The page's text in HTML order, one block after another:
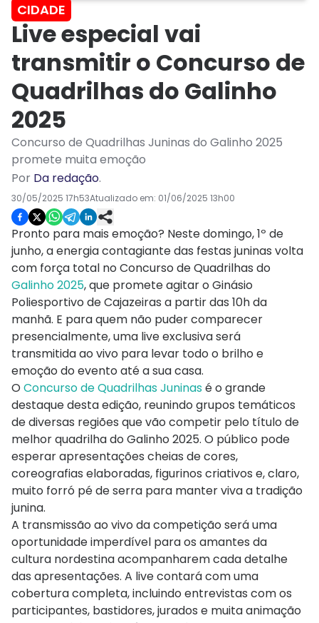
CIDADE
Live especial vai
transmitir o Concurso de
Quadrilhas do Galinho
2025
Concurso de Quadrilhas Juninas do Galinho 2025
promete muita emoção
Por Da redação.
30/05/2025 17h53Atualizado em: 01/06/2025 13h00
Pronto para mais emoção? Neste domingo, 1º de
junho, a energia contagiante das festas juninas volta
com força total no Concurso de Quadrilhas do
Galinho 2025, que promete agitar o Ginásio
Poliesportivo de Cajazeiras a partir das 10h da
manhã. E para quem não puder comparecer
presencialmente, uma live exclusiva será
transmitida ao vivo para levar todo o brilho e
emoção do evento até a sua casa.
O Concurso de Quadrilhas Juninasé o grande
destaque desta edição, reunindo grupos temáticos
de diversas regiões que vão competir pelo título de
melhor quadrilha do Galinho 2025. O público pode
esperar apresentações cheias de cores,
coreografias elaboradas, figurinos criativos e, claro,
muito forró pé de serra para manter viva a tradição
junina.
A transmissão ao vivo da competição será uma
oportunidade imperdível para os amantes da
cultura nordestina acompanharem cada detalhe
das apresentações. A live contará com uma
cobertura completa, incluindo entrevistas com os
participantes, bastidores, jurados e muita animação